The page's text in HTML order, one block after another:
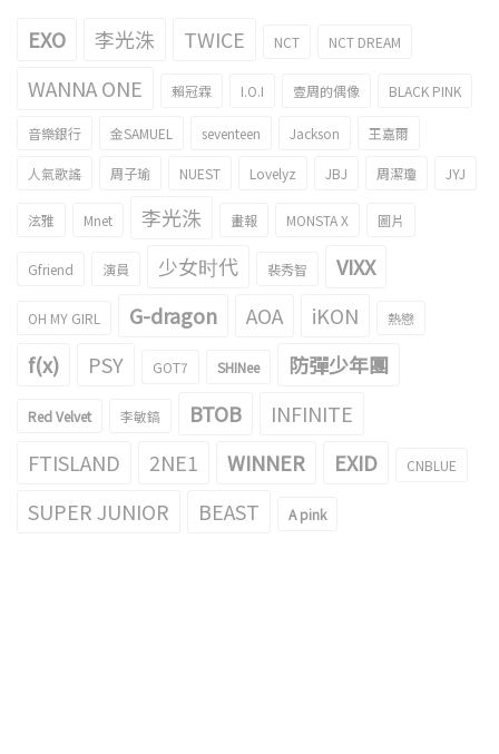
EXO 李光洙 TWICE NCT NCT DREAM
WANNA ONE 賴冠霖 I.O.I 壹周的偶像 BLACK PINK
音樂銀行 金SAMUEL seventeen Jackson 王嘉爾
人氣歌謠 周子瑜 NUEST Lovelyz JBJ 周潔瓊 JYJ
泫雅 Mnet 李光洙 畫報 MONSTA X 圖片
Gfriend 演員 少女时代 裴秀智 VIXX
OH MY GIRL G-dragon AOA iKON 熱戀
f(x) PSY GOT7 SHINee 防彈少年團
Red Velvet 李敏鎬 BTOB
INFINITE
FTISLAND
2NE1 WINNER EXID CNBLUE
SUPER JUNIOR BEAST A pink